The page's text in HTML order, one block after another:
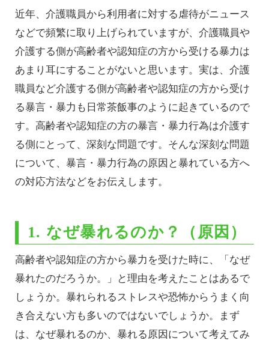
近年、介護職員から利用者に対する虐待がニュース
などで頻繁に取り上げられていますが、介護職員や
介護する側が高齢者や認知症の方から受ける暴力は
あまり耳にすることがないと思います。実は、介護
職員など介護する側が高齢者や認知症の方から受け
る暴言・暴力も日常茶飯事のように起きているので
す。高齢者や認知症の方の暴言・暴力行為は介護す
る側にとって、深刻な問題です。そんな深刻な問題
について、暴言・暴力行為の原因と暴れている方へ
の対応方法などをお伝えします。
1. なぜ暴れるのか？（原因）
高齢者や認知症の方から暴力を受けた時に、「なぜ
暴れたのだろうか。」と理由を考えたことはあるで
しょうか。暴れられるストレスや恐怖からうまく向
き合えない方も多いのではないでしょうか。まず
は、なぜ暴れるのか、暴れる原因について考えてみ